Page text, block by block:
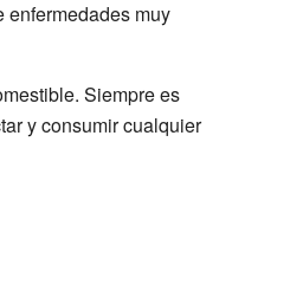
muy
Siempre es
y consumir cualquier